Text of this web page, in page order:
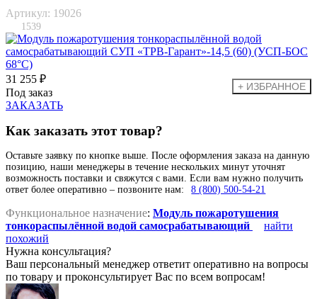
Артикул: 19026
1539
31 255 ₽
Под заказ
ЗАКАЗАТЬ
Как заказать этот товар?
Оставьте заявку по кнопке выше. После оформления заказа на данную
позицию, наши менеджеры в течение нескольких минут уточнят
возможность поставки и свяжутся с вами. Если вам нужно получить
ответ более оперативно – позвоните нам:
8 (800) 500-54-21
Функциональное назначение: Модуль пожаротушения
тонкораспылённой водой самосрабатывающий
найти
похожий
Нужна консультация?
Ваш персональный менеджер ответит оперативно на вопросы
по товару и проконсультирует Вас по всем вопросам!